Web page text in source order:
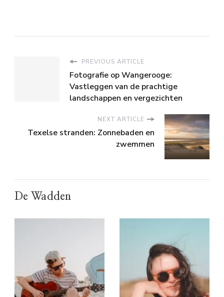
PREVIOUS ARTICLE
Fotografie op Wangerooge:
Vastleggen van de prachtige
landschappen en vergezichten
NEXT ARTICLE
Texelse stranden: Zonnebaden en
zwemmen
De Wadden